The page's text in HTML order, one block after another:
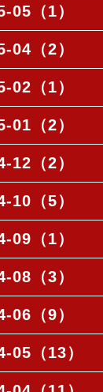
05（1）
04（2）
02（1）
01（2）
12（2）
10（5）
09（1）
08（3）
06（9）
05（13）